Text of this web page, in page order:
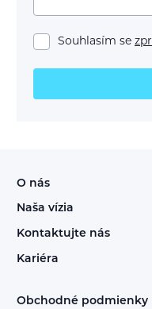
Souhlasím se
O nás
Naša vízia
Kontaktujte nás
Kariéra
Obchodné podmienky